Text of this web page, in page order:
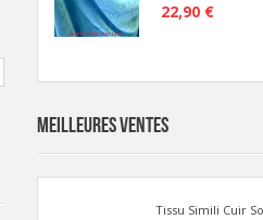
22,90 €
MEILLEURES VENTES
Tissu Simili Cuir